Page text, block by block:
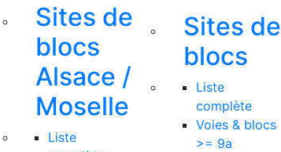
Sites de
blocs
Alsace /
Moselle
Liste
Sites de
blocs
Liste
complète
Voies & blocs
>= 9a